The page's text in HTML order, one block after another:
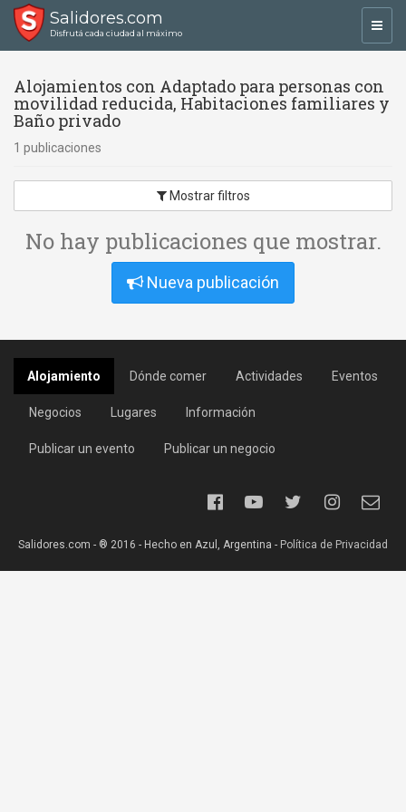
Salidores.com
Disfrutá cada ciudad al máximo
Alojamientos con Adaptado para personas con
movilidad reducida, Habitaciones familiares y
Baño privado
1 publicaciones
Mostrar filtros
No hay publicaciones que mostrar.
Nueva publicación
Alojamiento Dónde comer Actividades Eventos
Negocios Lugares Información
Publicar un evento Publicar un negocio
Salidores.com - ® 2016 - Hecho en Azul, Argentina - Política de Privacidad